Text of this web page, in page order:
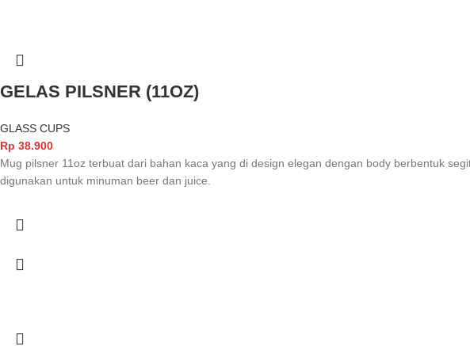
GELAS PILSNER (11OZ)
GLASS CUPS
Rp 38.900
Mug pilsner 11oz terbuat dari bahan kaca yang di design elegan dengan body berbentuk
digunakan untuk minuman beer dan juice.